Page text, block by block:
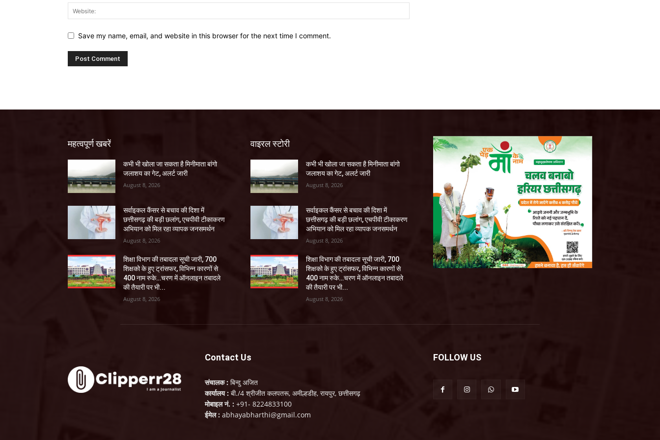
Save my name, email, and website in this browser for the next time I comment.
महत्वपूर्ण खबरें
कभी भी खोला जा सकता है मिनीमाता बांगो
जलाशय का गेट, अलर्ट जारी
August 8, 2026
सर्वाइकल कैंसर से बचाव की दिशा में
छत्तीसगढ़ की बड़ी छलांग, एचपीवी टीकाकरण
अभियान को मिल रहा व्यापक जनसमर्थन
August 8, 2026
शिक्षा विभाग की तबादला सूची जारी, 700
शिक्षको के हुए ट्रांसफर, विभिन्न कारणों से
400 नाम रुके…चरण में ऑनलाइन तबादले
की तैयारी पर भी...
August 8, 2026
वाइरल स्टोरी
कभी भी खोला जा सकता है मिनीमाता बांगो
जलाशय का गेट, अलर्ट जारी
August 8, 2026
सर्वाइकल कैंसर से बचाव की दिशा में
छत्तीसगढ़ की बड़ी छलांग, एचपीवी टीकाकरण
अभियान को मिल रहा व्यापक जनसमर्थन
August 8, 2026
शिक्षा विभाग की तबादला सूची जारी, 700
शिक्षको के हुए ट्रांसफर, विभिन्न कारणों से
400 नाम रुके…चरण में ऑनलाइन तबादले
की तैयारी पर भी...
August 8, 2026
Contact Us
संचालक : बिन्दु अजित
कार्यालय : बी./4 श्रीजीत कलपतरू, अमील्हडीह, रायपुर, छत्तीसगढ़
मोबाइल नं. : +91- 8224833100
ईमेल : abhayabharthi@gmail.com
FOLLOW US